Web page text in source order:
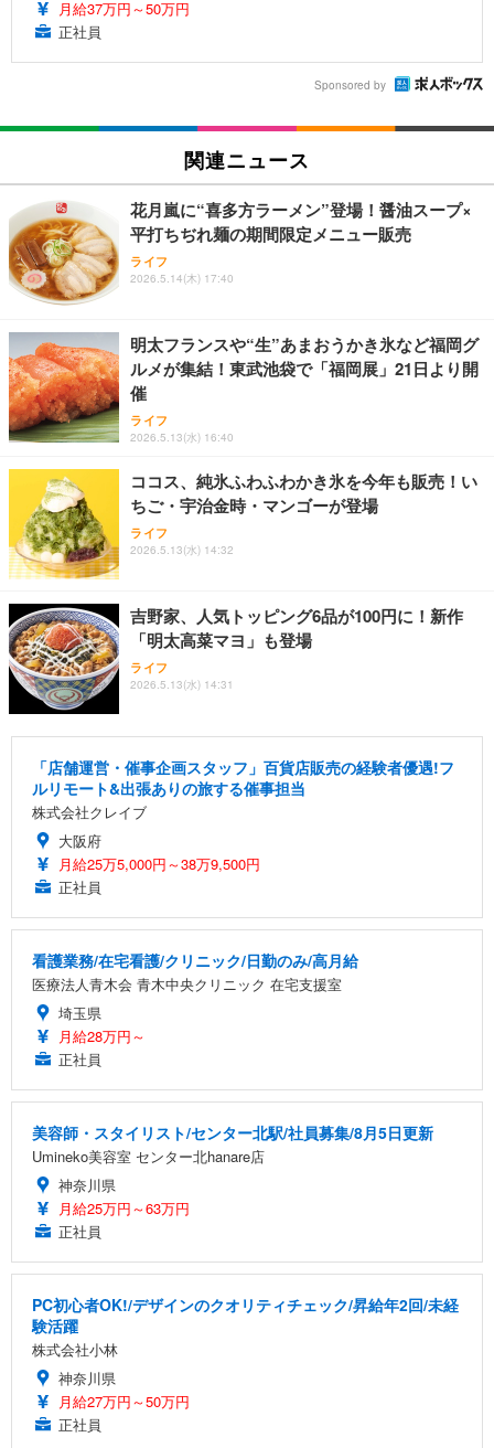
月給37万円～50万円
正社員
Sponsored by
関連ニュース
花月嵐に“喜多方ラーメン”登場！醤油スープ×
平打ちぢれ麺の期間限定メニュー販売
ライフ
2026.5.14(木) 17:40
明太フランスや“生”あまおうかき氷など福岡グ
ルメが集結！東武池袋で「福岡展」21日より開
催
ライフ
2026.5.13(水) 16:40
ココス、純氷ふわふわかき氷を今年も販売！い
ちご・宇治金時・マンゴーが登場
ライフ
2026.5.13(水) 14:32
吉野家、人気トッピング6品が100円に！新作
「明太高菜マヨ」も登場
ライフ
2026.5.13(水) 14:31
「店舗運営・催事企画スタッフ」百貨店販売の経験者優遇!フ
ルリモート&出張ありの旅する催事担当
株式会社クレイブ
大阪府
月給25万5,000円～38万9,500円
正社員
看護業務/在宅看護/クリニック/日勤のみ/高月給
医療法人青木会 青木中央クリニック 在宅支援室
埼玉県
月給28万円～
正社員
美容師・スタイリスト/センター北駅/社員募集/8月5日更新
Umineko美容室 センター北hanare店
神奈川県
月給25万円～63万円
正社員
PC初心者OK!/デザインのクオリティチェック/昇給年2回/未経
験活躍
株式会社小林
神奈川県
月給27万円～50万円
正社員